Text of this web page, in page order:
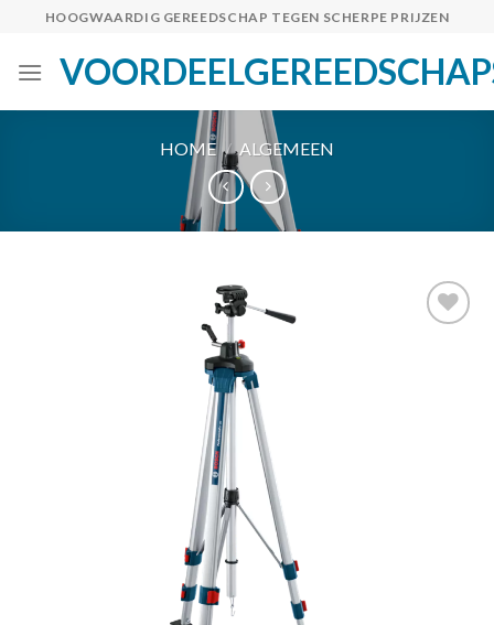
content
HOOGWAARDIG GEREEDSCHAP TEGEN SCHERPE PRIJZEN
HOME / ALGEMEEN